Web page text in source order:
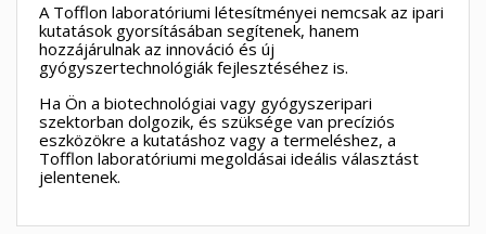
A Tofflon laboratóriumi létesítményei nemcsak az ipari
kutatások gyorsításában segítenek, hanem
hozzájárulnak az innováció és új
gyógyszertechnológiák fejlesztéséhez is.
Ha Ön a biotechnológiai vagy gyógyszeripari
szektorban dolgozik, és szüksége van precíziós
eszközökre a kutatáshoz vagy a termeléshez, a
Tofflon laboratóriumi megoldásai ideális választást
jelentenek.